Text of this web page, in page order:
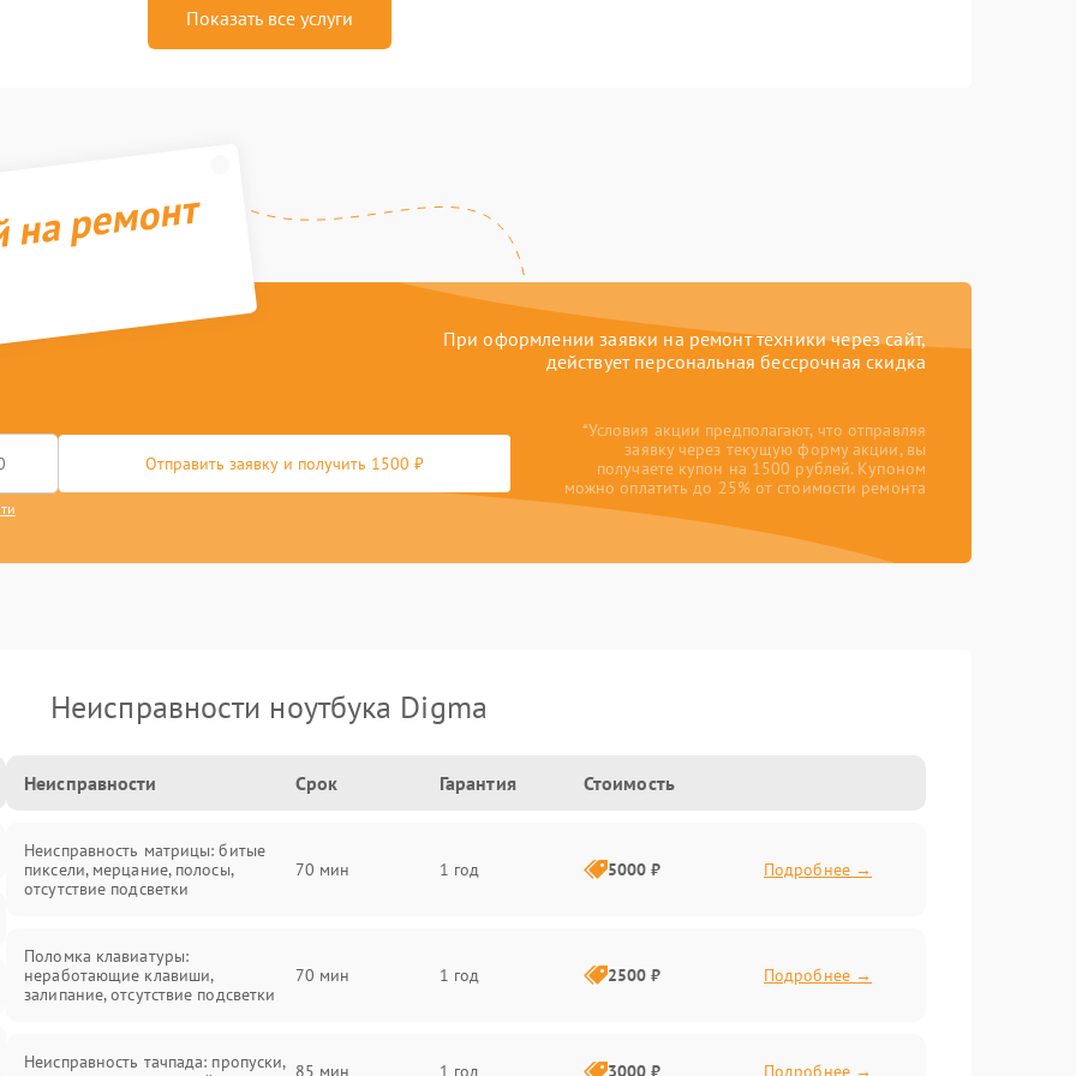
Показать все услуги
ремонт
При оформлении заявки на ремонт техники через сайт,
действует персональная бессрочная скидка
Отправить заявку и получить 1500 ₽
*Условия акции предполагают, что отправляя
заявку через текущую форму акции, вы
получаете купон на 1500 рублей. Купоном
можно оплатить до 25% от стоимости ремонта
Неисправности ноутбука Digma
Неисправности Срок Гарантия Стоимость
Неисправность матрицы: битые
пиксели, мерцание, полосы,
отсутствие подсветки
70 мин 1 год 5000 ₽ Подробнее →
Поломка клавиатуры:
неработающие клавиши,
залипание, отсутствие подсветки
70 мин 1 год 2500 ₽ Подробнее →
Неисправность тачпада: пропуски, 85 мин 1 год 3000 ₽ Подробнее →